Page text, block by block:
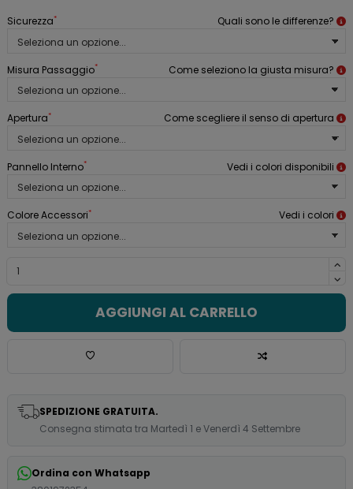
Sicurezza* Quali sono le differenze?
Misura Passaggio* Come seleziono la giusta misura?
Apertura* Come scegliere il senso di apertura
Pannello Interno* Vedi i colori disponibili
Colore Accessori* Vedi i colori
AGGIUNGI AL CARRELLO
SPEDIZIONE GRATUITA.
Consegna stimata tra Martedì 1 e Venerdì 4 Settembre
Ordina con Whatsapp